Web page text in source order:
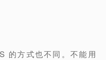
的方式也不同。不能用